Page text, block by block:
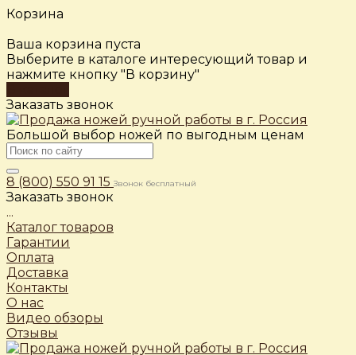
Корзина
Ваша корзина пуста
Выберите в каталоге интересующий товар и
нажмите кнопку "В корзину"
Заказать звонок
Большой выбор ножей по выгодным ценам
8 (800) 550 91 15 Звонок бесплатный
Заказать звонок
...
Каталог товаров
Гарантии
Оплата
Доставка
Контакты
О нас
Видео обзоры
Отзывы